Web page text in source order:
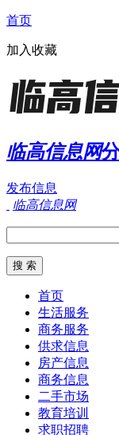
首页
加入收藏
临高信息网
发布信息
临高信息网
首页
生活服务
商务服务
供求信息
房产信息
商务信息
二手市场
教育培训
求职招聘